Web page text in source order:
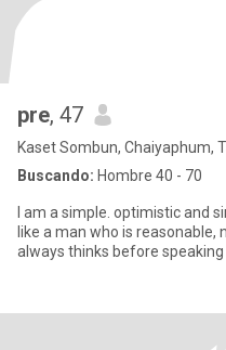
pre, 47
Kaset Sombun, Chaiyaphum,
Buscando: Hombre 40 - 70
l am a simple. optimistic and sincere person
like a man who is reasonable,
always thinks before speaking